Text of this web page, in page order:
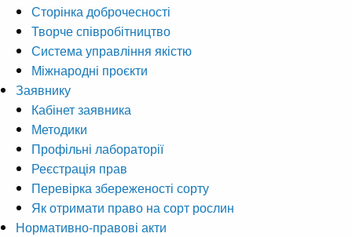
Сторінка доброчесності
Творче співробітництво
Система управління якістю
Міжнародні проєкти
Заявнику
Кабінет заявника
Методики
Профільні лабораторії
Реєстрація прав
Перевірка збереженості сорту
Як отримати право на сорт рослин
Нормативно-правові акти